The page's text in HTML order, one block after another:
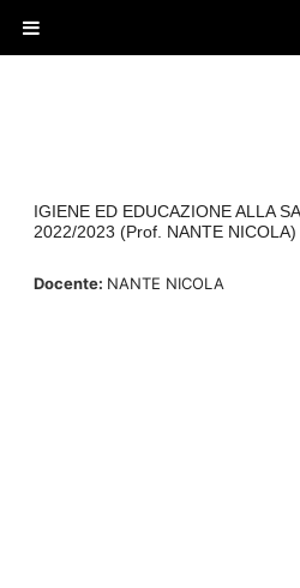
IGIENE ED EDUCAZIONE ALLA
2022/2023 (Prof. NANTE NICOLA)
Docente: NANTE NICOLA